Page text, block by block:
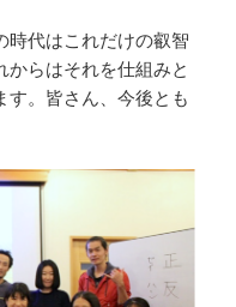
時代はこれだけの叡智
らはそれを仕組みと
す。皆さん、今後とも